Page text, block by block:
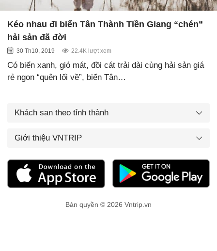
Kéo nhau đi biển Tân Thành Tiền Giang “chén”
hải sản đã đời
30 Th10, 2019 22.4K lượt xem
Có biển xanh, gió mát, đồi cát trải dài cùng hải sản giá
rẻ ngon “quên lối về”, biển Tân…
Khách sạn theo tỉnh thành
Giới thiệu VNTRIP
Bản quyền © 2026 Vntrip.vn